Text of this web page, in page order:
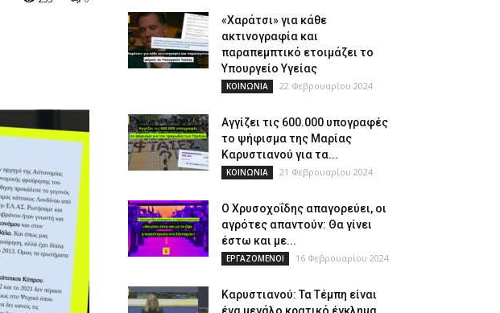
«Χαράτσι» για κάθε
ακτινογραφία και
παραπεμπτικό ετοιμάζει το
Υπουργείο Υγείας
ΚΟΙΝΩΝΙΑ 22 Φεβρουαρίου 2024
Αγγίζει τις 600.000 υπογραφές
το ψήφισμα της Μαρίας
Καρυστιανού για τα...
ΚΟΙΝΩΝΙΑ 21 Φεβρουαρίου 2024
Ο Χρυσοχοΐδης απαγορεύει, οι
αγρότες απαντούν: Θα γίνει
έστω και με...
ΕΡΓΑΖΟΜΕΝΟΙ 16 Φεβρουαρίου 2024
Καρυστιανού: Τα Τέμπη είναι